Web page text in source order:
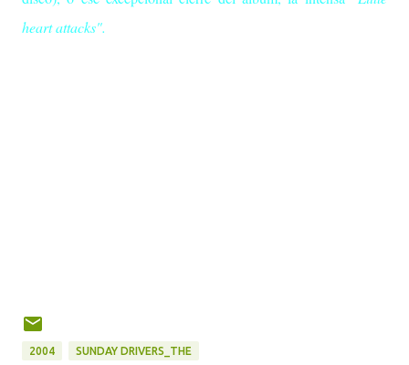
heart attacks".
2004 SUNDAY DRIVERS_THE